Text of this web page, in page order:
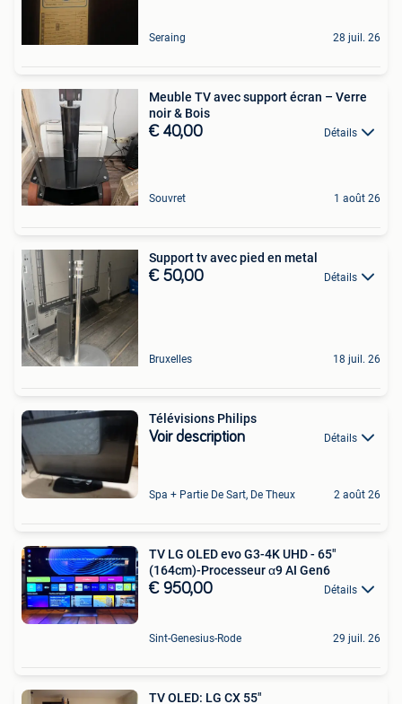
Seraing 28 juil. 26
Meuble TV avec support écran – Verre
noir & Bois
€ 40,00 Détails
Souvret 1 août 26
Support tv avec pied en metal
€ 50,00 Détails
Bruxelles 18 juil. 26
Télévisions Philips
Voir description Détails
Spa + Partie De Sart, De Theux 2 août 26
TV LG OLED evo G3-4K UHD - 65"
(164cm)-Processeur α9 AI Gen6
€ 950,00 Détails
Sint-Genesius-Rode 29 juil. 26
TV OLED: LG CX 55"